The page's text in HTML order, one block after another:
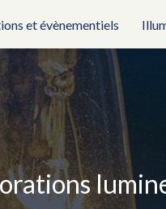
et évènementiels